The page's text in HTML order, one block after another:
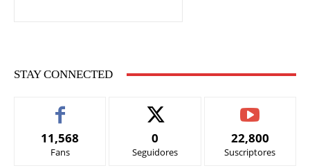
STAY CONNECTED
11,568
Fans
0
Seguidores
22,800
Suscriptores